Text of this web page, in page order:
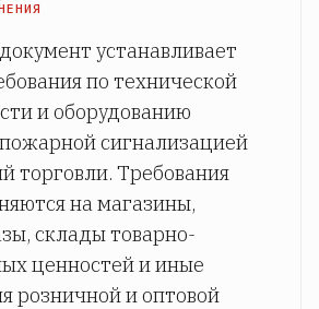
устанавливает
по технической
и оборудованию
сигнализацией
торговли. Требования
на магазины,
склады товарно-
ценностей и иные
розничной и оптовой